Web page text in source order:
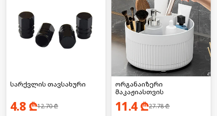
სარქვლის თავსახური
4.8 ₾12.70₾
ორგანაიზერი
მაკაჟიასთვის
11.4₾27.78₾